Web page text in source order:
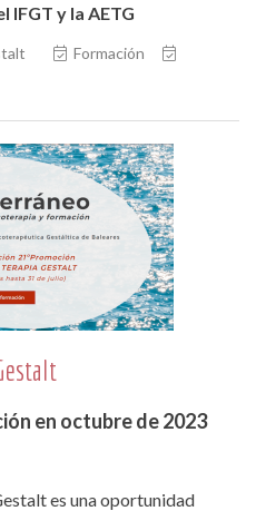
IFGT y la AETG
Formación
en octubre de 2023
es una oportunidad